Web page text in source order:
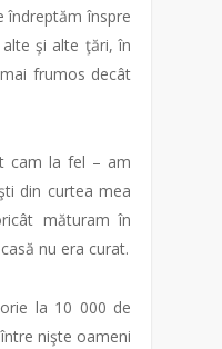
îndreptăm înspre
şi alte ţări, în
frumos decât
cam la fel – am
din curtea mea
măturam în
nu era curat.
la 10 000 de
nişte oameni